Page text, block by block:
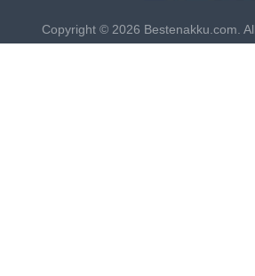
Copyright © 2026 Bestenakku.com.